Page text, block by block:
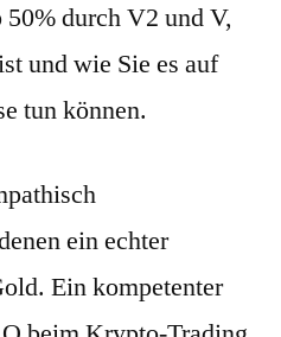
durch V2 und V,
und wie Sie es auf
tun können.
ein echter
Ein kompetenter